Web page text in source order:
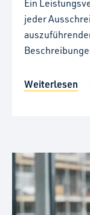
Ein
jeder
Weiterlesen